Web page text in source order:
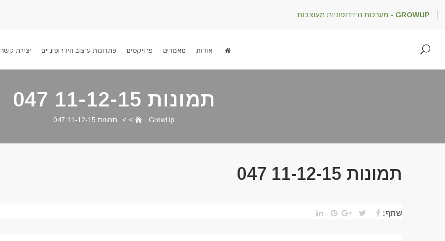
GROWUP - מערכות הידרופוניות מעוצבות
אודות מאמרים פרויקטים פתרונות עיצוב הידרופוניים יצירת קשר
תמונות 11-12-15 047
GrowUp
> > תמונות 11-12-15 047
תמונות 11-12-15 047
שתף: